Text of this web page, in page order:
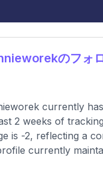
のフォ
currently
2 weeks of
is -2, reflecting a
currently